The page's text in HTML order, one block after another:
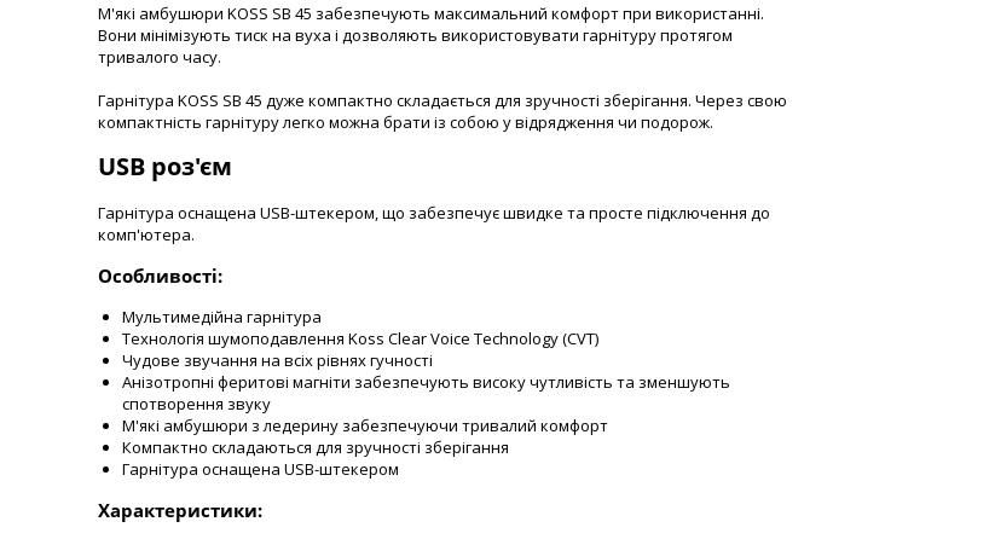
М'які амбушюри KOSS SB 45 забезпечують максимальний комфорт при використанні.
Вони мінімізують тиск на вуха і дозволяють використовувати гарнітуру протягом
тривалого часу.
Гарнітура KOSS SB 45 дуже компактно складається для зручності зберігання. Через свою
компактність гарнітуру легко можна брати із собою у відрядження чи подорож.
USB роз'єм
Гарнітура оснащена USB-штекером, що забезпечує швидке та просте підключення до
комп'ютера.
Особливості:
Мультимедійна гарнітура
Технологія шумоподавлення Koss Clear Voice Technology (CVT)
Чудове звучання на всіх рівнях гучності
Анізотропні феритові магніти забезпечують високу чутливість та зменшують
спотворення звуку
М'які амбушюри з ледерину забезпечуючи тривалий комфорт
Компактно складаються для зручності зберігання
Гарнітура оснащена USB-штекером
Характеристики: